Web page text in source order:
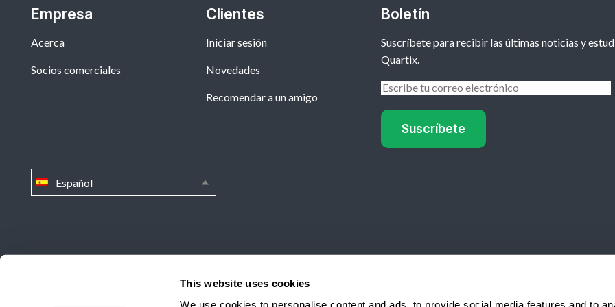
This website uses cookies
We use cookies to personalise content and ads, to provide social media features and to
Empresa
Acerca
Socios comerciales
Clientes
Iniciar sesión
Novedades
Recomendar a un amigo
Boletín
Suscríbete para recibir las últimas noticias y
Quartix.
Español